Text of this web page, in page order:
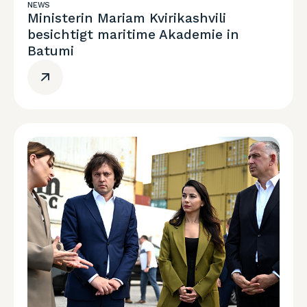
NEWS
Ministerin Mariam Kvirikashvili
besichtigt maritime Akademie in
Batumi